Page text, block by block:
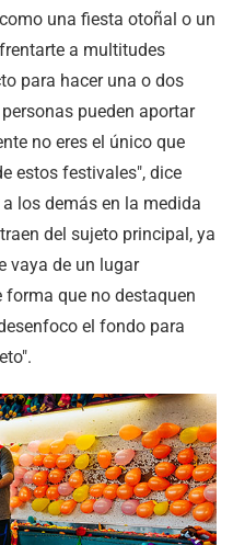
una fiesta otoñal o un
a multitudes
para hacer una o dos
pueden aportar
no eres el único que
estos festivales", dice
los demás en la medida
del sujeto principal, ya
vaya de un lugar
que no destaquen
el fondo para